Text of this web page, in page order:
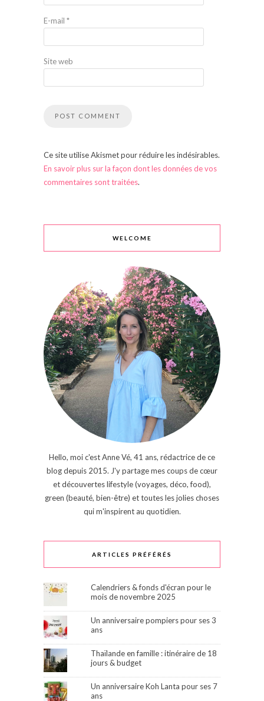
E-mail *
Site web
Ce site utilise Akismet pour réduire les indésirables.
En savoir plus sur la façon dont les données de vos
commentaires sont traitées.
WELCOME
Hello, moi c'est Anne Vé, 41 ans, rédactrice de ce
blog depuis 2015. J'y partage mes coups de cœur
et découvertes lifestyle (voyages, déco, food),
green (beauté, bien-être) et toutes les jolies choses
qui m'inspirent au quotidien.
ARTICLES PRÉFÉRÉS
Calendriers & fonds d'écran pour le
mois de novembre 2025
Un anniversaire pompiers pour ses 3
ans
Thaïlande en famille : itinéraire de 18
jours & budget
Un anniversaire Koh Lanta pour ses 7
ans